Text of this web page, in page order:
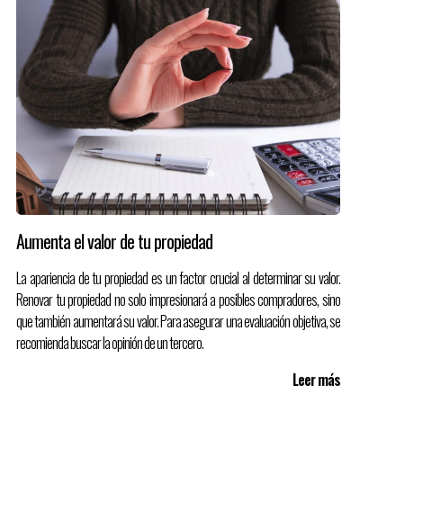
Aumenta el valor de tu propiedad
La apariencia de tu propiedad es un factor crucial al determinar su valor.
Renovar tu propiedad no solo impresionará a posibles compradores, sino
que también aumentará su valor. Para asegurar una evaluación objetiva, se
recomienda buscar la opinión de un tercero.
Leer más